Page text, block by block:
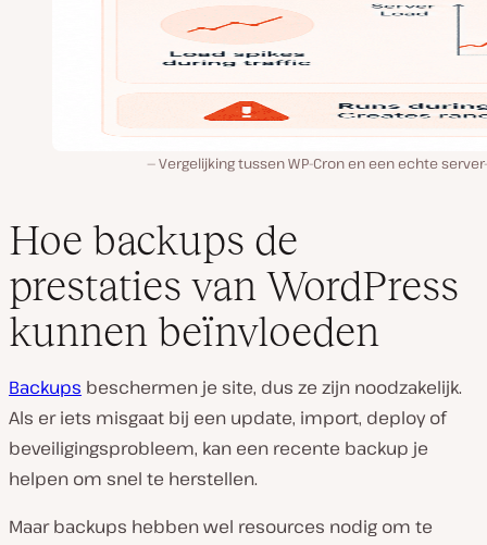
Vergelijking tussen WP-Cron en een echte
Hoe backups de
prestaties van WordPress
kunnen beïnvloeden
Backups beschermen je site, dus ze zijn noodzakelijk.
Als er iets misgaat bij een update, import, deploy of
beveiligingsprobleem, kan een recente backup je
helpen om snel te herstellen.
Maar backups hebben wel resources nodig om te